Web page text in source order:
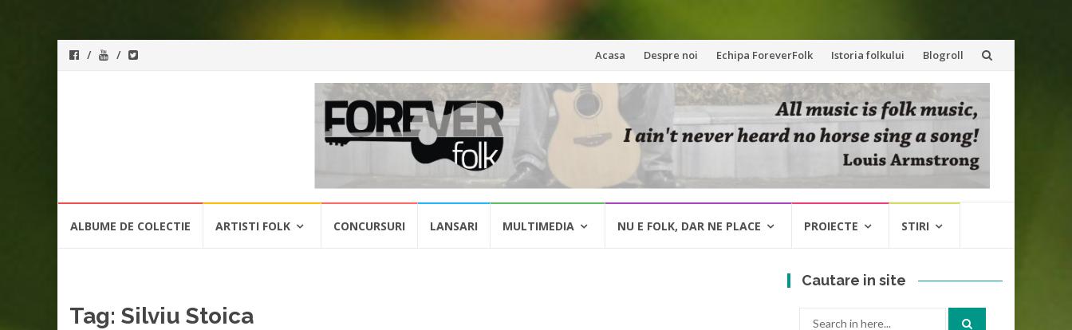
Skip
to
content
Acasa Despre noi Echipa ForeverFolk Istoria folkului Blogroll
ALBUME DE COLECTIE ARTISTI FOLK CONCURSURI LANSARI MULTIMEDIA NU E FOLK, DAR NE PLACE PROIECTE STIRI
Tag: Silviu Stoica
Cautare in site